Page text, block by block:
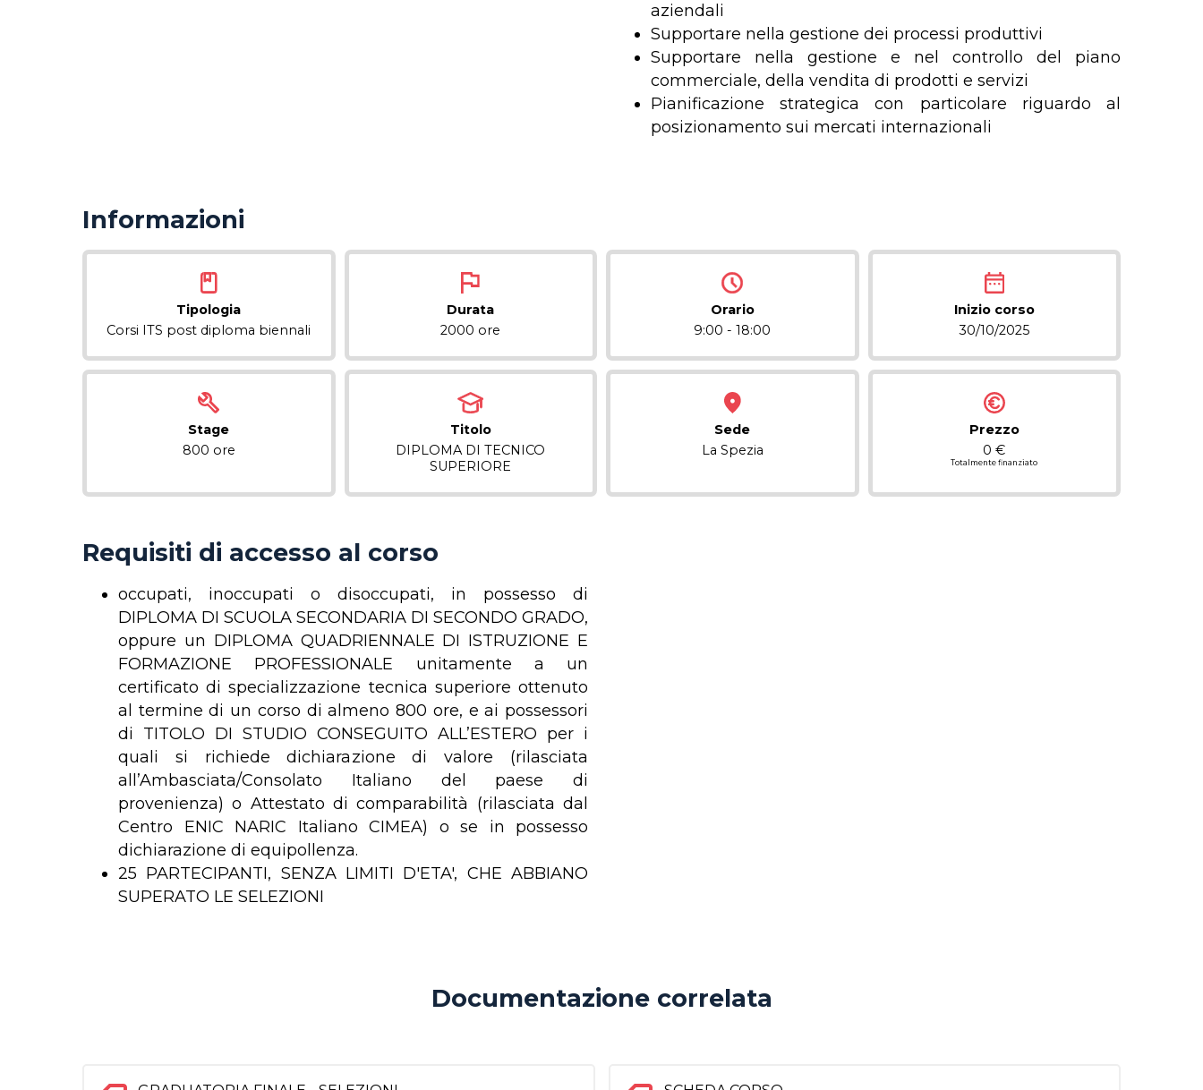
aziendali
Supportare nella gestione dei processi produttivi
Supportare nella gestione e nel controllo del piano
commerciale, della vendita di prodotti e servizi
Pianificazione strategica con particolare riguardo al
posizionamento sui mercati internazionali
Informazioni
Tipologia
Corsi ITS post diploma biennali
Durata
2000 ore
Orario
9:00 - 18:00
Inizio corso
30/10/2025
Stage
800 ore
Titolo
DIPLOMA DI TECNICO
SUPERIORE
Sede
La Spezia
Prezzo
0 €
Totalmente finanziato
Requisiti di accesso al corso
occupati, inoccupati o disoccupati, in possesso di
DIPLOMA DI SCUOLA SECONDARIA DI SECONDO GRADO,
oppure un DIPLOMA QUADRIENNALE DI ISTRUZIONE E
FORMAZIONE PROFESSIONALE unitamente a un
certificato di specializzazione tecnica superiore ottenuto
al termine di un corso di almeno 800 ore, e ai possessori
di TITOLO DI STUDIO CONSEGUITO ALL’ESTERO per i
quali si richiede dichiarazione di valore (rilasciata
all’Ambasciata/Consolato Italiano del paese di
provenienza) o Attestato di comparabilità (rilasciata dal
Centro ENIC NARIC Italiano CIMEA) o se in possesso
dichiarazione di equipollenza.
25 PARTECIPANTI, SENZA LIMITI D'ETA', CHE ABBIANO
SUPERATO LE SELEZIONI
Documentazione correlata